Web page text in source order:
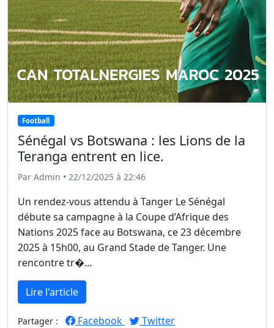
Football
Sénégal vs Botswana : les Lions de la
Teranga entrent en lice.
Par Admin • 22/12/2025 à 22:46
Un rendez-vous attendu à Tanger Le Sénégal
débute sa campagne à la Coupe d’Afrique des
Nations 2025 face au Botswana, ce 23 décembre
2025 à 15h00, au Grand Stade de Tanger. Une
rencontre tr�...
Lire l'article
Partager : Facebook Twitter